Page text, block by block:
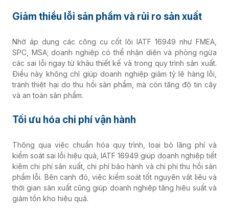
Giảm thiểu lỗi sản phẩm và rủi ro sản xuất
Nhờ áp dụng các công cụ cốt lõi IATF 16949 như FMEA,
SPC, MSA; doanh nghiệp có thể nhận diện và phòng ngừa
các sai lỗi ngay từ khâu thiết kế và trong quy trình sản xuất.
Điều này không chỉ giúp doanh nghiệp giảm tỷ lệ hàng lỗi,
tránh thiệt hại do thu hồi sản phẩm, mà còn tăng độ tin cậy
và an toàn sản phẩm.
Tối ưu hóa chi phí vận hành
Thông qua việc chuẩn hóa quy trình, loại bỏ lãng phí và
kiểm soát sai lỗi hiệu quả, IATF 16949 giúp doanh nghiệp tiết
kiệm chi phí sản xuất, chi phí bảo hành và chi phí thu hồi sản
phẩm lỗi. Bên cạnh đó, việc kiểm soát tốt nguyên vật liệu và
thời gian sản xuất cũng giúp doanh nghiệp tăng hiệu suất và
giảm tồn kho hiệu quả.